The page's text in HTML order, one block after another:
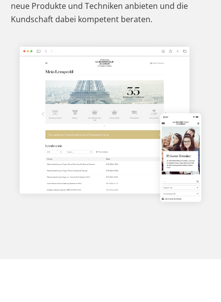
neue Produkte und Techniken anbieten und die
Kundschaft dabei kompetent beraten.